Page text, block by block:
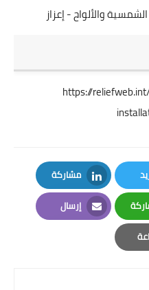
والألواح - إعزاز
https://
مشاركة
LinkedIn
إرسال
Email